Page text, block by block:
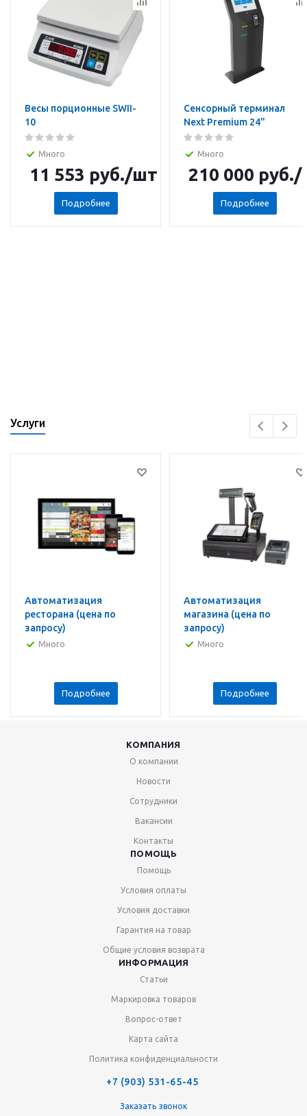
Весы порционные SWII-
10
Много
11 553 руб./шт
Подробнее
Сенсорный терминал
Next Premium 24"
Много
210 000 руб./
Подробнее
Услуги
Автоматизация
ресторана (цена по
запросу)
Много
Подробнее
Автоматизация
магазина (цена по
запросу)
Много
Подробнее
КОМПАНИЯ
О компании
Новости
Сотрудники
Вакансии
Контакты
ПОМОЩЬ
Помощь
Условия оплаты
Условия доставки
Гарантия на товар
Общие условия возврата
ИНФОРМАЦИЯ
Статьи
Маркировка товаров
Вопрос-ответ
Карта сайта
Политика конфиденциальности
+7 (903) 531-65-45
Заказать звонок